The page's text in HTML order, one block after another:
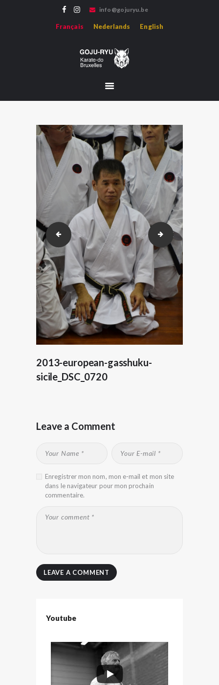
info@gojuryu.be
Français Nederlands English
Bienvenue sur le site de l'association Goju-ryu Karate-do Bruxelles, représentant le
ACCUEIL
PROFESSEURS
HOJO-UNDO
ÉVÈNEMENTS
2013-european-gasshuku-sicile_DSC_07182013-european-
2013-european-gasshuku-
sicile_DSC_0720
Leave a Comment
Enregistrer mon nom, mon e-mail et mon site
dans le navigateur pour mon prochain
commentaire.
Youtube